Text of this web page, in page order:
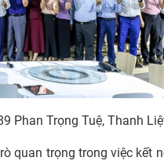
Phan Trọng Tuệ, Thanh
quan trọng trong việc kết